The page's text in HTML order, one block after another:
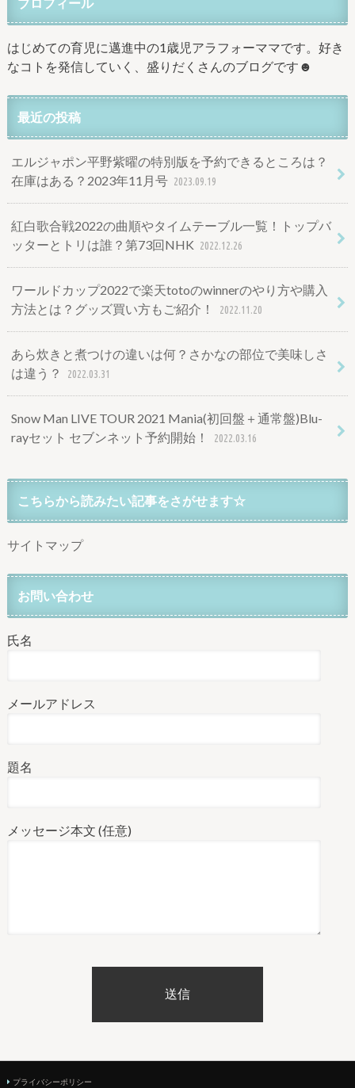
はじめての育児に邁進中の1歳児アラフォーママです。好き
なコトを発信していく、盛りだくさんのブログです☻
最近の投稿
エルジャポン平野紫曜の特別版を予約できるところは？
在庫はある？2023年11月号 2023.09.19
紅白歌合戦2022の曲順やタイムテーブル一覧！トップバ
ッターとトリは誰？第73回NHK 2022.12.26
ワールドカップ2022で楽天totoのwinnerのやり方や購入
方法とは？グッズ買い方もご紹介！
2022.11.20
あら炊きと煮つけの違いは何？さかなの部位で美味しさ
は違う？
2022.03.31
Snow Man LIVE TOUR 2021 Mania(初回盤＋通常盤)Blu-
rayセット セブンネット予約開始！
2022.03.16
こちらから読みたい記事をさがせます☆
サイトマップ
お問い合わせ
氏名
メールアドレス
題名
メッセージ本文 (任意)
プライバシーポリシー